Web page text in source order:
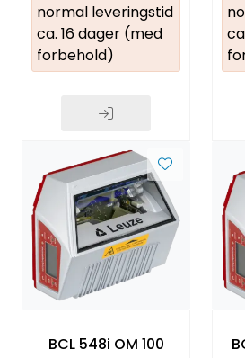
normal leveringstid
ca. 16 dager (med
forbehold)
BCL 548i OM 100